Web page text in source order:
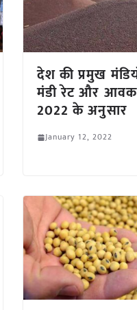
देश की प्रमुख
मंडी रेट और आवक
2022 के अनुसार
January 12, 2022